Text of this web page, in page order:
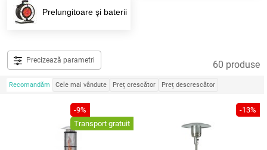
Prelungitoare şi baterii
Precizează parametri 60 produse
Recomandăm Cele mai vândute Preț crescător Preț descrescător
-9%
Transport gratuit
-13%